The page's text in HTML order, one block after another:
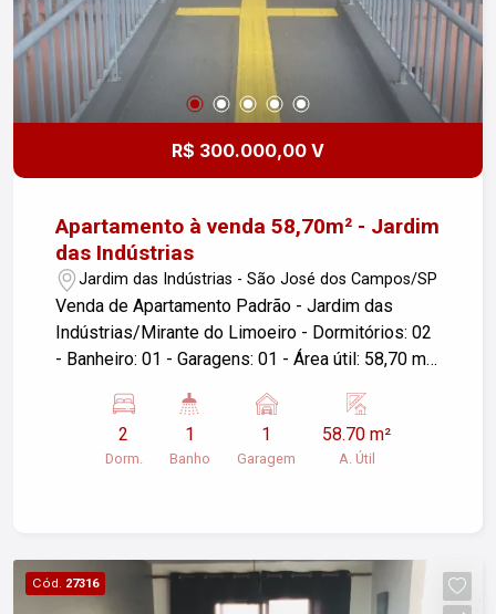
R$ 300.000,00 V
Apartamento à venda 58,70m² - Jardim
das Indústrias
Jardim das Indústrias - São José dos Campos/SP
Venda de Apartamento Padrão - Jardim das
Indústrias/Mirante do Limoeiro - Dormitórios: 02
- Banheiro: 01 - Garagens: 01 - Área útil: 58,70 m²
confortável e bem distribuído, ideal para quem
busca qualidade de vida em um bairro tranquilo e
com infraestrutura completa. Próximo a
visita, entre em contato!
2
Dorm.
1
Banho
1
Garagem
58.70 m²
A. Útil
Cód. 27316